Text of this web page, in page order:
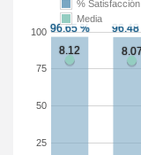
25
50
75
100
% Satisfacción
Media